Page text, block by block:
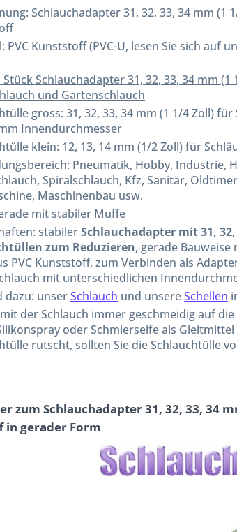
Schlauchadapter 31, 32, 33, 34 mm (1
PVC Kunststoff (PVC-U, lesen Sie sich auf
Schlauchadapter 31, 32, 33, 34 mm
und Gartenschlauch
gross: 31, 32, 33, 34 mm (1 1/4 Zoll)
Innendurchmesser
klein: 12, 13, 14 mm (1/2 Zoll) für
Pneumatik, Hobby, Industrie,
Spiralschlauch, Kfz, Sanitär,
Maschinenbau usw.
mit stabiler Muffe
stabilerSchlauchadapter mit 31,
zum Reduzieren, gerade
PVC Kunststoff, zum Verbinden als
mit unterschiedlichen
dazu: unserSchlauch und unsereSchellen
der Schlauch immer geschmeidig auf
oder Schmierseife als
rutscht, sollten Sie die Schlauchtülle
zum Schlauchadapter 31, 32, 33, 34
in gerader Form